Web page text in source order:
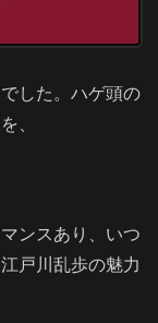
した。ハゲ頭の
、
ンスあり、いつ
戸川乱歩の魅力